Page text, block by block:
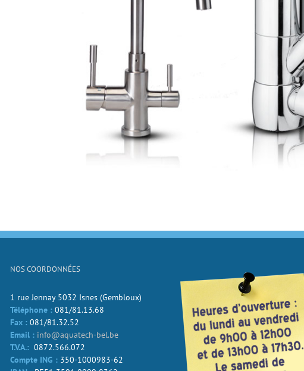
NOS COORDONNÉES
1 rue Jennay 5032 Isnes (Gembloux)
Téléphone : 081/81.13.68
Fax : 081/81.32.52
Email : info@aquatech-bel.be
T.V.A.: 0872.566.072
Compte ING : 350-1000983-62